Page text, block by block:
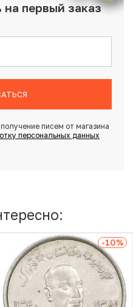
на первый заказ
писем от магазина
персональных данных
-10%